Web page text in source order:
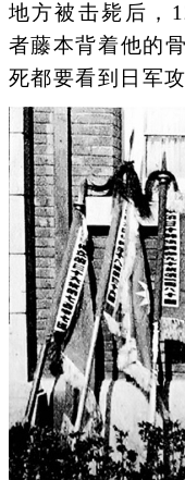
地方被击毙后，
者藤本背着他的
死都要看到日军